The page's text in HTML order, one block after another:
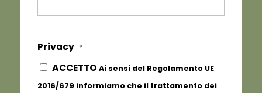
Privacy *
ACCETTO Ai sensi del Regolamento UE
2016/679 informiamo che il trattamento dei